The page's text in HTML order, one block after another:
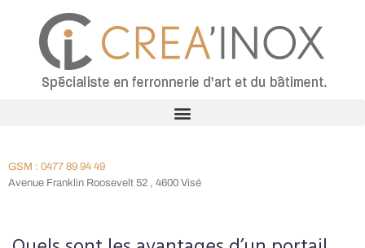
GSM : 0477 89 94 49
Avenue Franklin Roosevelt 52 , 4600 Visé